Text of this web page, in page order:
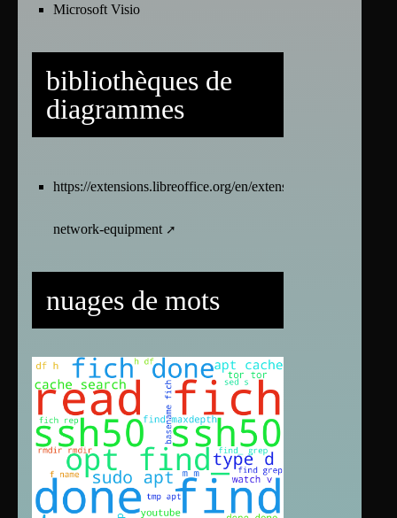
Microsoft Visio
bibliothèques de
diagrammes
https://extensions.libreoffice.org/en/extensions/show/vrt-
network-equipment
nuages de mots